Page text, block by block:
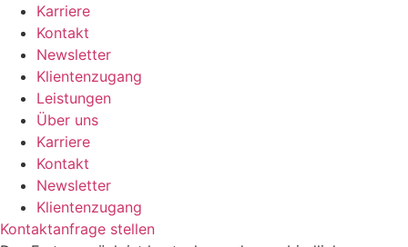
Karriere
Kontakt
Newsletter
Klientenzugang
Leistungen
Über uns
Karriere
Kontakt
Newsletter
Klientenzugang
Kontaktanfrage stellen